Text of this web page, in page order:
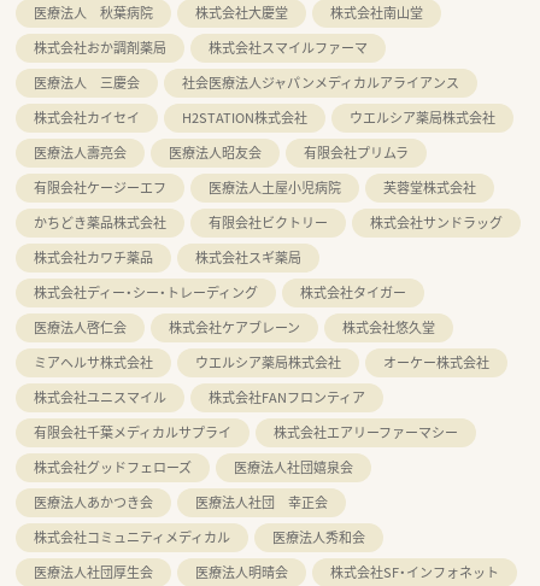
医療法人 秋葉病院
株式会社大慶堂
株式会社南山堂
株式会社おか調剤薬局
株式会社スマイルファーマ
医療法人 三慶会
社会医療法人ジャパンメディカルアライアンス
株式会社カイセイ
H2STATION株式会社
ウエルシア薬局株式会社
医療法人壽亮会
医療法人昭友会
有限会社プリムラ
有限会社ケージーエフ
医療法人土屋小児病院
芙蓉堂株式会社
かちどき薬品株式会社
有限会社ビクトリー
株式会社サンドラッグ
株式会社カワチ薬品
株式会社スギ薬局
株式会社ディー・シー・トレーディング
株式会社タイガー
医療法人啓仁会
株式会社ケアブレーン
株式会社悠久堂
ミアヘルサ株式会社
ウエルシア薬局株式会社
オーケー株式会社
株式会社ユニスマイル
株式会社FANフロンティア
有限会社千葉メディカルサプライ
株式会社エアリーファーマシー
株式会社グッドフェローズ
医療法人社団嬉泉会
医療法人あかつき会
医療法人社団 幸正会
株式会社コミュニティメディカル
医療法人秀和会
医療法人社団厚生会
医療法人明晴会
株式会社SF・インフォネット